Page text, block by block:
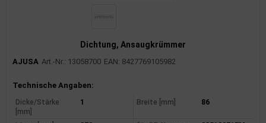
Dichtung, Ansaugkrümmer
AJUSA Art.-Nr.: 13058700 EAN: 8427769105982
Produktinformationen
Technische Angaben:
Dicke/Stärke
[mm]
1 Breite [mm] 86